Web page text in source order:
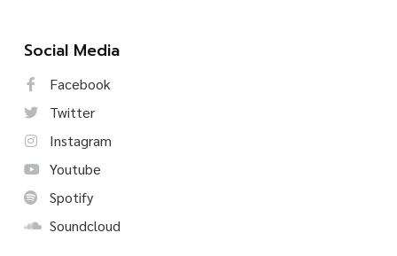
Social Media
Facebook
Twitter
Instagram
Youtube
Spotify
Soundcloud